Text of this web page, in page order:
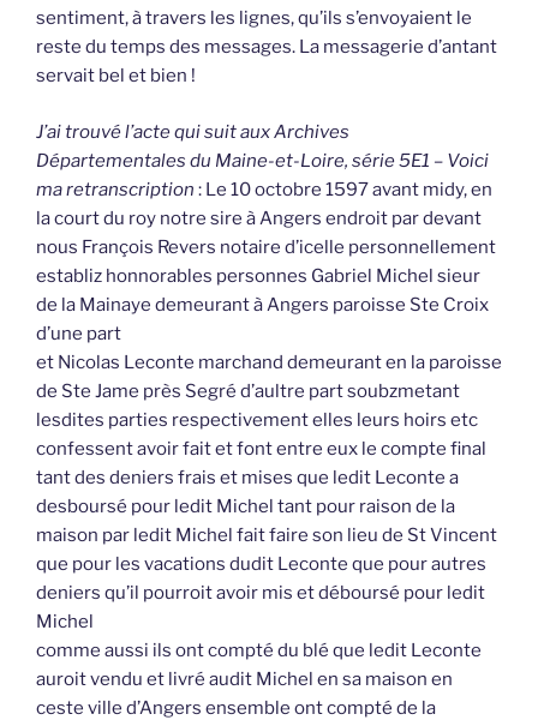
sentiment, à travers les lignes, qu’ils s’envoyaient le
reste du temps des messages. La messagerie d’antant
servait bel et bien !
J’ai trouvé l’acte qui suit aux Archives
Départementales du Maine-et-Loire, série 5E1 – Voici
ma retranscription : Le 10 octobre 1597 avant midy, en
la court du roy notre sire à Angers endroit par devant
nous François Revers notaire d’icelle personnellement
establiz honnorables personnes Gabriel Michel sieur
de la Mainaye demeurant à Angers paroisse Ste Croix
d’une part
et Nicolas Leconte marchand demeurant en la paroisse
de Ste Jame près Segré d’aultre part soubzmetant
lesdites parties respectivement elles leurs hoirs etc
confessent avoir fait et font entre eux le compte final
tant des deniers frais et mises que ledit Leconte a
desboursé pour ledit Michel tant pour raison de la
maison par ledit Michel fait faire son lieu de St Vincent
que pour les vacations dudit Leconte que pour autres
deniers qu’il pourroit avoir mis et déboursé pour ledit
Michel
comme aussi ils ont compté du blé que ledit Leconte
auroit vendu et livré audit Michel en sa maison en
ceste ville d’Angers ensemble ont compté de la